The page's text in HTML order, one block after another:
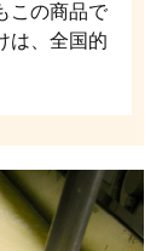
この商品で
は、全国的